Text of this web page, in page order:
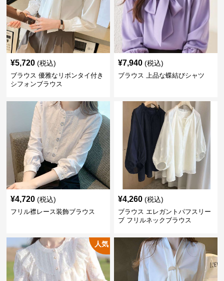
¥5,720 (税込)
ブラウス 優雅なリボンタイ付き
シフォンブラウス
¥7,940 (税込)
ブラウス 上品な蝶結びシャツ
¥4,720 (税込)
フリル襟レース装飾ブラウス
¥4,260 (税込)
ブラウス エレガントパフスリー
ブ フリルネックブラウス
人気